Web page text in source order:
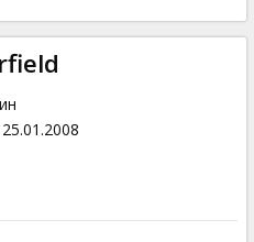
25.01.2008